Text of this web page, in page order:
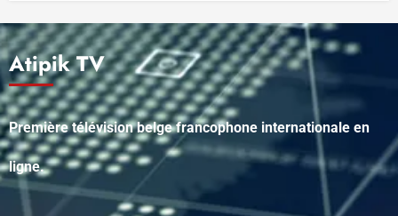
Atipik TV
Première télévision belge francophone internationale en
ligne.